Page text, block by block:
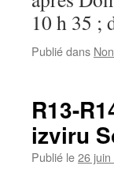
10 h 35 ;
Publié dans
R13-
izviru
Publié le26